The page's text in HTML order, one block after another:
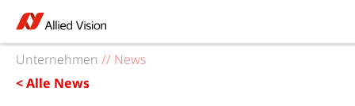
Unternehmen // News
< Alle News